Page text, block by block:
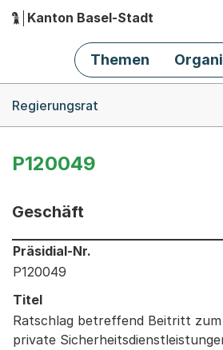
Hauptnavigation
Kanton Basel-Stadt
Themen
Regierungsrat
P120049
Geschäft
Informationen zum Ausgewählten
Präsidial-Nr.
P120049
Titel
Ratschlag betreffend Beitritt
private